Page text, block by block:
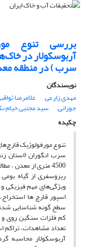
بررسی تنوع
آربوسکولار در
سرب ) در منطقه
نویسندگان
مهدی زارعی
غلامرضا
جوزانی
سید مجتبی خیام
چکیده
تنوع مورفولوژیک
سرب انگوران (استان
4500 متری از معدن
ریزوسفری از گیاه
ویژگی‌های مهم فیزیکی
اسپور قارچ ها
سطح گونه شناسایی
کم فلزات سنگین روی
تعداد مشاهدات، تراکم
آربوسکولار محاسبه